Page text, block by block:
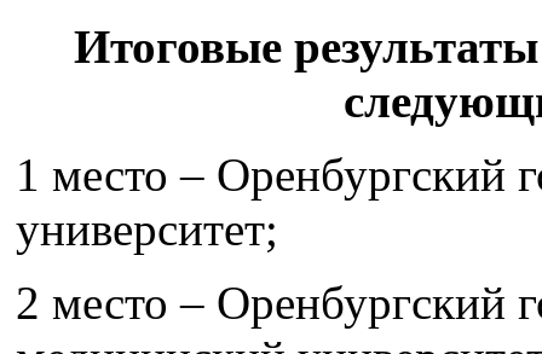
Итоговые
1 место – Оренбургский
университет;
2 место – Оренбургский